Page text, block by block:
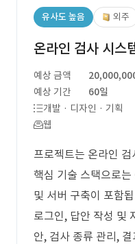
유사도 높음 외주
온라인 검사 시스
예상 금액
예상 기간
60일
개발 · 디자인 · 기획
웹
프로젝트는 온라인
핵심 기술 스택으로
및 서버 구축이 포함
로그인, 답안 작성 및
안, 검사 종류 관리,